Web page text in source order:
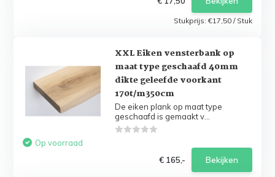
Stukprijs:€17,50/ Stuk
XXL Eiken vensterbank op
maat type geschaafd 40mm
dikte geleefde voorkant
170t/m350cm
De eiken plank op maat type
geschaafd is gemaakt v...
Op voorraad
€ 165,-
Bekijken